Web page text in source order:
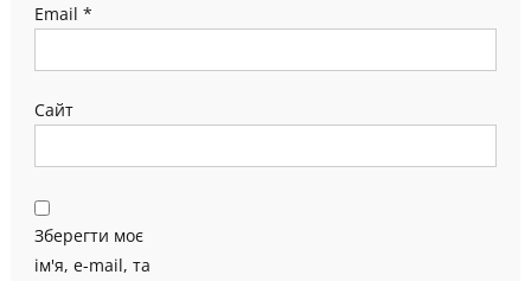
Email *
Сайт
Зберегти моє
ім'я, e-mail, та